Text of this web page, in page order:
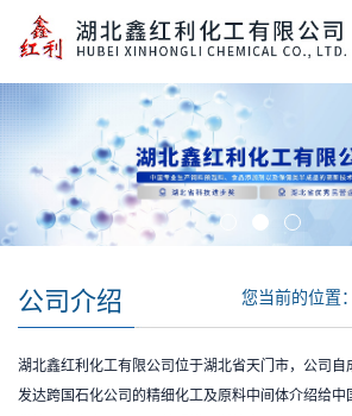
公司介绍 您当前的位置
湖北鑫红利化工有限公司位于湖北省天门市，公司
发达跨国石化公司的精细化工及原料中间体介绍给